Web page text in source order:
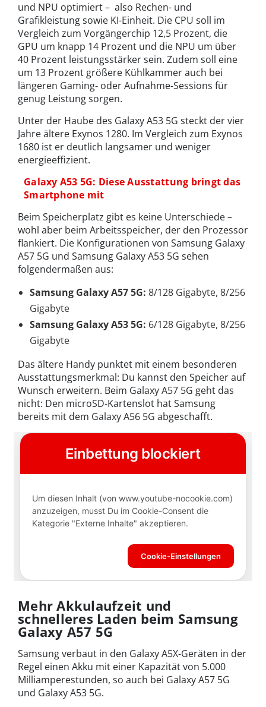
und NPU optimiert – also Rechen- und
Grafikleistung sowie KI-Einheit. Die CPU soll im
Vergleich zum Vorgängerchip 12,5 Prozent, die
GPU um knapp 14 Prozent und die NPU um über
40 Prozent leistungsstärker sein. Zudem soll eine
um 13 Prozent größere Kühlkammer auch bei
längeren Gaming- oder Aufnahme-Sessions für
genug Leistung sorgen.
Unter der Haube des Galaxy A53 5G steckt der vier
Jahre ältere Exynos 1280. Im Vergleich zum Exynos
1680 ist er deutlich langsamer und weniger
energieeffizient.
Galaxy A53 5G: Diese Ausstattung bringt das
Smartphone mit
Beim Speicherplatz gibt es keine Unterschiede –
wohl aber beim Arbeitsspeicher, der den Prozessor
flankiert. Die Konfigurationen von Samsung Galaxy
A57 5G und Samsung Galaxy A53 5G sehen
folgendermaßen aus:
Samsung Galaxy A57 5G: 8/128 Gigabyte, 8/256
Gigabyte
Samsung Galaxy A53 5G: 6/128 Gigabyte, 8/256
Gigabyte
Das ältere Handy punktet mit einem besonderen
Ausstattungsmerkmal: Du kannst den Speicher auf
Wunsch erweitern. Beim Galaxy A57 5G geht das
nicht: Den microSD-Kartenslot hat Samsung
bereits mit dem Galaxy A56 5G abgeschafft.
Mehr Akkulaufzeit und
schnelleres Laden beim Samsung
Galaxy A57 5G
Samsung verbaut in den Galaxy A5X-Geräten in der
Regel einen Akku mit einer Kapazität von 5.000
Milliamperestunden, so auch bei Galaxy A57 5G
und Galaxy A53 5G.